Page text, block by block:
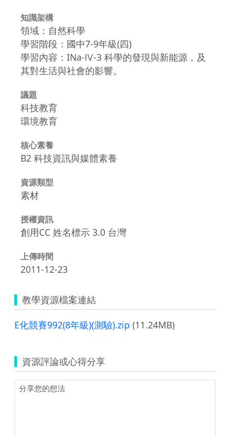
知識架構
領域：自然科學
學習階段：國中7-9年級(四)
學習內容：INa-Ⅳ-3 科學的發現與新能源，及
其對生活與社會的影響。
議題
科技教育
環境教育
核心素養
B2 科技資訊與媒體素養
資源類型
素材
授權資訊
創用CC 姓名標示 3.0 台灣
上傳時間
2011-12-23
教學資源檔案連結
E化競賽992(8年級)(測驗).zip (11.24MB)
資源評論或心得分享